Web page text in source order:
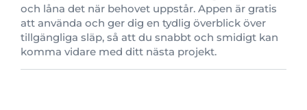
och låna det när behovet uppstår. Appen är gratis
att använda och ger dig en tydlig överblick över
tillgängliga släp, så att du snabbt och smidigt kan
komma vidare med ditt nästa projekt.